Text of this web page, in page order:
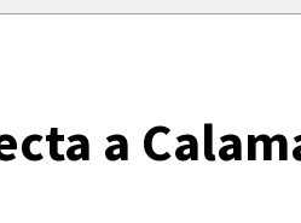
a